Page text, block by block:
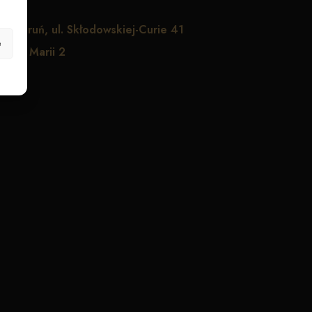
Toruń, ul. Skłodowskiej-Curie 41
Marii 2